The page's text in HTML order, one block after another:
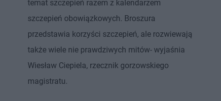
temat szczepień razem z kalendarzem
szczepień obowiązkowych. Broszura
przedstawia korzyści szczepień, ale rozwiewają
także wiele nie prawdziwych mitów- wyjaśnia
Wiesław Ciepiela, rzecznik gorzowskiego
magistratu.